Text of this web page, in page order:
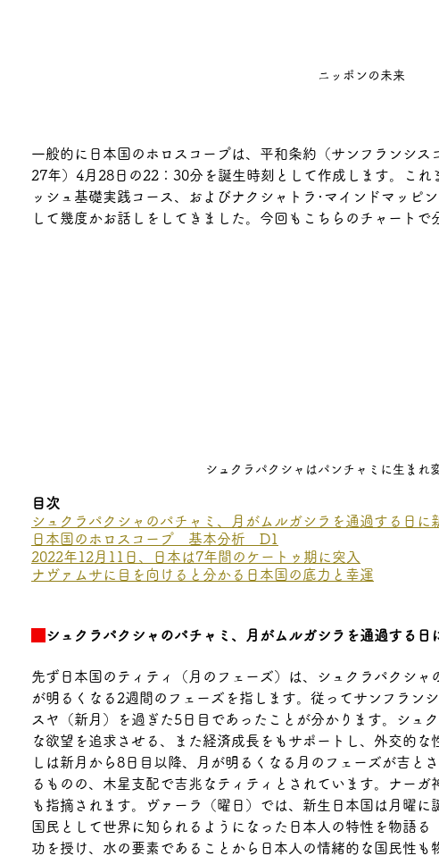
ニッポンの未来
一般的に日本国のホロスコープは、平和条約（サンフランシ
27年）4月28日の22：30分を誕生時刻として作成します。これ
ッシュ基礎実践コース、およびナクシャトラ･マインドマッピ
して幾度かお話しをしてきました。今回もこちらのチャートで
シュクラパクシャはパンチャミに生まれ
目次
シュクラパクシャのパチャミ、月がムルガシラを通過する日に
日本国のホロスコープ　基本分析　D1
2022年12月11日、日本は7年間のケートゥ期に突入
ナヴァムサに目を向けると分かる日本国の底力と幸運
シュクラパクシャのパチャミ、月がムルガシラを通過する日
先ず日本国のティティ（月のフェーズ）は、シュクラパクシャ
が明るくなる2週間のフェーズを指します。従ってサンフラン
スヤ（新月）を過ぎた5日目であったことが分かります。シュ
な欲望を追求させる、また経済成長をもサポートし、外交的
しは新月から8日目以降、月が明るくなる月のフェーズが吉と
るものの、木星支配で吉兆なティティとされています。ナーガ
も指摘されます。ヴァーラ（曜日）では、新生日本国は月曜
国民として世界に知られるようになった日本人の特性を物語
功を授け、水の要素であることから日本人の情緒的な国民性も